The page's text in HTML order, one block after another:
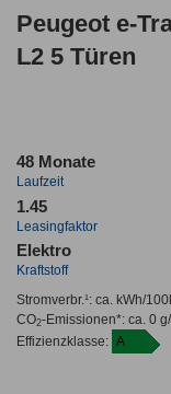
Peugeot e-
L2 5 Türen
48 Monate
Laufzeit
1.45
Leasingfaktor
Elektro
Kraftstoff
Stromverbr.¹: ca. kWh/
CO2-Emissionen*: ca. 0
Effizienzklasse: A